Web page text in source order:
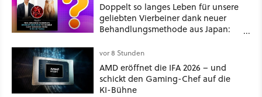
Doppelt so langes Leben für unsere
geliebten Vierbeiner dank neuer
Behandlungsmethode aus Japan:
Kommentare zeigt, dass es nicht so
einfach ist
vor 8 Stunden
AMD eröffnet die IFA 2026 – und
schickt den Gaming-Chef auf die
KI-Bühne